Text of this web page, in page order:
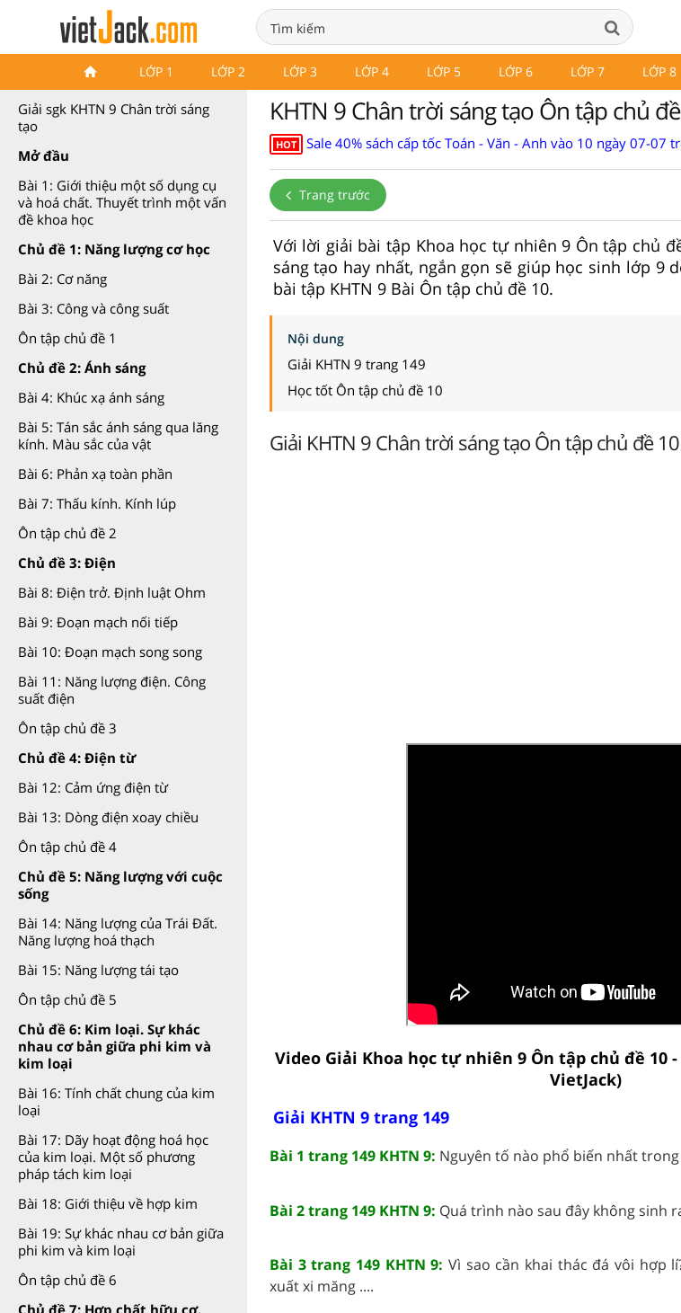
LỚP 1 LỚP 2 LỚP 3 LỚP 4 LỚP 5 LỚP 6 LỚP 7 LỚP 8
Khoa học tự nhiên 9 Chân trời
Giải sgk KHTN 9 Chân trời sáng
tạo
Mở đầu
Bài 1: Giới thiệu một số dụng cụ
và hoá chất. Thuyết trình một vấn
đề khoa học
Chủ đề 1: Năng lượng cơ học
Bài 2: Cơ năng
Bài 3: Công và công suất
Ôn tập chủ đề 1
Chủ đề 2: Ánh sáng
Bài 4: Khúc xạ ánh sáng
Bài 5: Tán sắc ánh sáng qua lăng
kính. Màu sắc của vật
Bài 6: Phản xạ toàn phần
Bài 7: Thấu kính. Kính lúp
Ôn tập chủ đề 2
Chủ đề 3: Điện
Bài 8: Điện trở. Định luật Ohm
Bài 9: Đoạn mạch nối tiếp
Bài 10: Đoạn mạch song song
Bài 11: Năng lượng điện. Công
suất điện
Ôn tập chủ đề 3
Chủ đề 4: Điện từ
Bài 12: Cảm ứng điện từ
Bài 13: Dòng điện xoay chiều
Ôn tập chủ đề 4
Chủ đề 5: Năng lượng với cuộc
sống
Bài 14: Năng lượng của Trái Đất.
Năng lượng hoá thạch
Bài 15: Năng lượng tái tạo
Ôn tập chủ đề 5
Chủ đề 6: Kim loại. Sự khác
nhau cơ bản giữa phi kim và
kim loại
Bài 16: Tính chất chung của kim
loại
Bài 17: Dãy hoạt động hoá học
của kim loại. Một số phương
pháp tách kim loại
Bài 18: Giới thiệu về hợp kim
Bài 19: Sự khác nhau cơ bản giữa
phi kim và kim loại
Ôn tập chủ đề 6
Chủ đề 7: Hợp chất hữu cơ.
KHTN 9 Chân trời sáng tạo Ôn tập chủ
HOT Sale 40% sách cấp tốc Toán - Văn - Anh vào 10 ngày 07-07
Trang trước
Với lời giải bài tập Khoa học tự nhiên 9 Ôn tập chủ
sáng tạo hay nhất, ngắn gọn sẽ giúp học sinh lớp 9
bài tập KHTN 9 Bài Ôn tập chủ đề 10.
Nội dung
Giải KHTN 9 trang 149
Học tốt Ôn tập chủ đề 10
Giải KHTN 9 Chân trời sáng tạo Ôn tập chủ đề
Video Giải Khoa học tự nhiên 9 Ôn tập chủ đề 10
VietJack)
Giải KHTN 9 trang 149
Bài 1 trang 149 KHTN 9: Nguyên tố nào phổ biến nhất trong
Bài 2 trang 149 KHTN 9: Quá trình nào sau đây không sinh
Bài 3 trang 149 KHTN 9: Vì sao cần khai thác đá vôi hợp
xuất xi măng ....